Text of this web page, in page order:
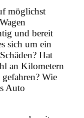
möglichst
und bereit
sich um ein
Hat
an Kilometern
Wie
Auto